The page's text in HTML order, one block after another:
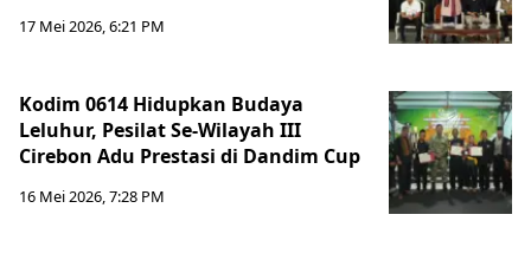
17 Mei 2026, 6:21 PM
Kodim 0614 Hidupkan Budaya
Leluhur, Pesilat Se-Wilayah III
Cirebon Adu Prestasi di Dandim Cup
16 Mei 2026, 7:28 PM